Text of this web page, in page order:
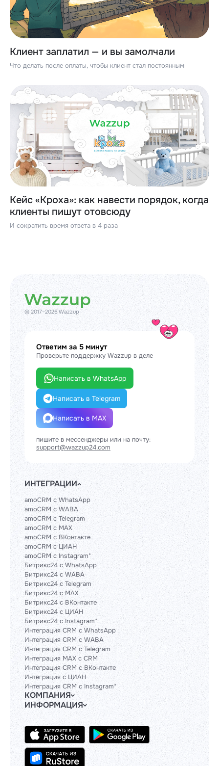
Клиент заплатил — и вы замолчали
Что делать после оплаты, чтобы клиент стал постоянным
Кейс «Кроха»: как навести порядок, когда
клиенты пишут отовсюду
И сократить время ответа в 4 раза
© 2017–2026 Wazzup
Ответим за 5 минут
Проверьте поддержку Wazzup в деле
Написать в WhatsApp
Написать в Telegram
Написать в MAX
пишите в мессенджеры или на почту:
support@wazzup24.com
ИНТЕГРАЦИИ
amoCRM с WhatsApp
amoCRM с WABA
amoCRM с Telegram
amoCRM с MAX
amoCRM с ВКонтакте
amoCRM с ЦИАН
amoCRM с Instagram*
Битрикс24 с WhatsApp
Битрикс24 с WABA
Битрикс24 с Telegram
Битрикс24 с MAX
Битрикс24 с ВКонтакте
Битрикс24 с ЦИАН
Битрикс24 с Instagram*
Интеграция CRM с WhatsApp
Интеграция CRM с WABA
Интеграция CRM с Telegram
Интеграция MAX с CRM
Интеграция CRM с ВКонтакте
Интеграция с ЦИАН
Интеграция CRM с Instagram*
КОМПАНИЯ
Блог
Гайды
Контакты
Политики и соглашения
Сведения об ИТ-деятельности
ИНФОРМАЦИЯ
Официальным партнерам
Техническим партнерам
Тарифы
API
База знаний